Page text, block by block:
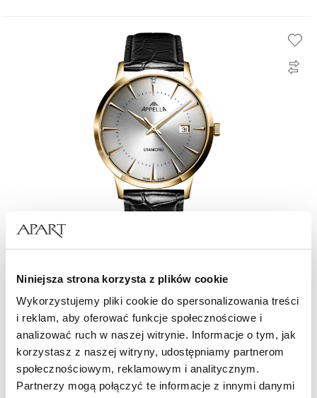
Niniejsza strona korzysta z plików cookie
Wykorzystujemy pliki cookie do spersonalizowania treści
i reklam, aby oferować funkcje społecznościowe i
analizować ruch w naszej witrynie. Informacje o tym, jak
korzystasz z naszej witryny, udostępniamy partnerom
społecznościowym, reklamowym i analitycznym.
Partnerzy mogą połączyć te informacje z innymi danymi
Appella Men
1 390 zł